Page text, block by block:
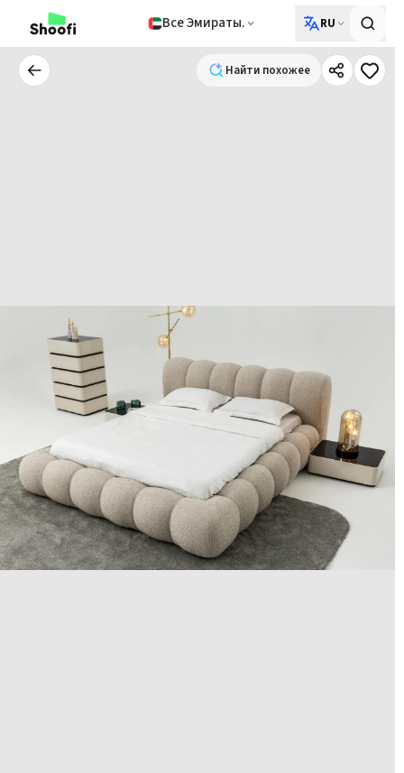
Все Эмираты. RU
Найти похожееНайти похожее